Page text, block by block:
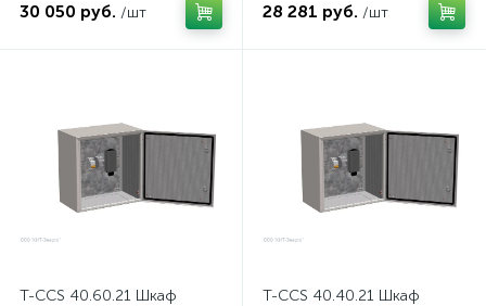
30 050 руб. /шт 28 281 руб. /шт
T-CCS 40.60.21 Шкаф
T-CCS 40.40.21 Шкаф